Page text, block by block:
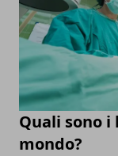
Quali sono
mondo?